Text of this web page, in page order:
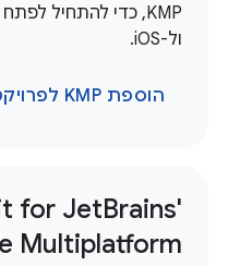
ול-iOS.
הוספת KMP לפרויקט
for JetBrains'
Multiplatform